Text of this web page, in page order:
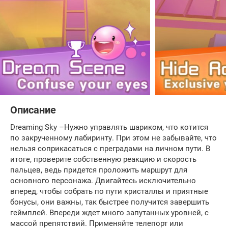
Описание
Dreaming Sky –Нужно управлять шариком, что котится
по закрученному лабиринту. При этом не забывайте, что
нельзя соприкасаться с преградами на личном пути. В
итоге, проверите собственную реакцию и скорость
пальцев, ведь придется проложить маршрут для
основного персонажа. Двигайтесь исключительно
вперед, чтобы собрать по пути кристаллы и приятные
бонусы, они важны, так быстрее получится завершить
геймплей. Впереди ждет много запутанных уровней, с
массой препятствий. Применяйте телепорт или